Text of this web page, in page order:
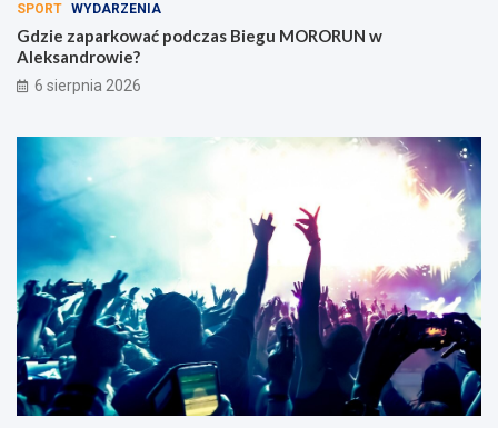
SPORT WYDARZENIA
Gdzie zaparkować podczas Biegu MORORUN w
Aleksandrowie?
6 sierpnia 2026